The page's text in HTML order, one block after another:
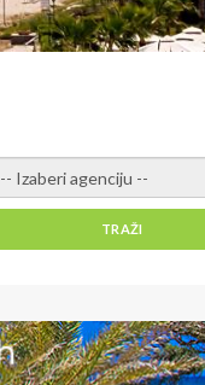
- izaberi agenciju -
TRAŽI